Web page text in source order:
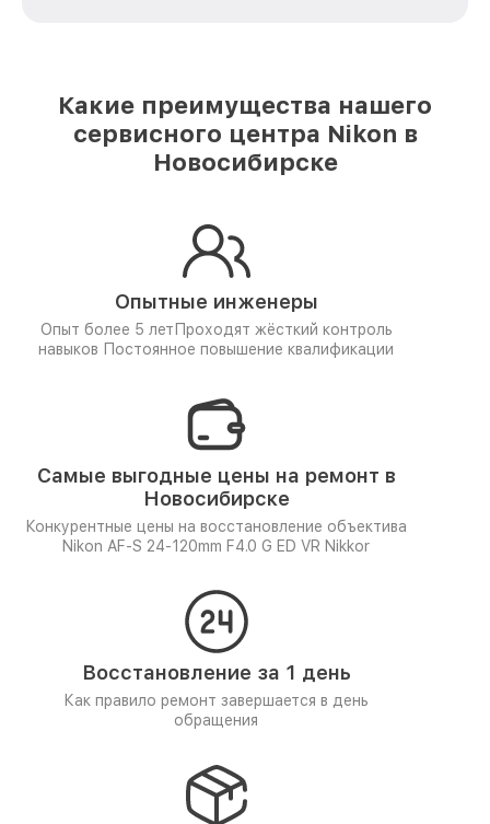
Какие преимущества нашего
сервисного центра Nikon в
Новосибирске
Опытные инженеры
Опыт более 5 лет Проходят жёсткий контроль
навыков Постоянное повышение квалификации
Самые выгодные цены на ремонт в
Новосибирске
Конкурентные цены на восстановление объектива
Nikon AF-S 24-120mm F4.0 G ED VR Nikkor
Восстановление за 1 день
Как правило ремонт завершается в день
обращения